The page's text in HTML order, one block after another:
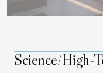
Science/High-